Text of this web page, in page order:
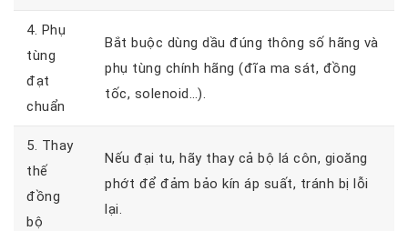
4. Phụ
tùng
đạt
chuẩn
Bắt buộc dùng dầu đúng thông số hãng và
phụ tùng chính hãng (đĩa ma sát, đồng
tốc, solenoid…).
5. Thay
thế
đồng
bộ
Nếu đại tu, hãy thay cả bộ lá côn, gioăng
phớt để đảm bảo kín áp suất, tránh bị lỗi
lại.